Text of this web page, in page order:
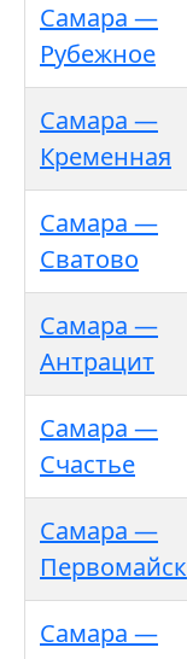
Самара —
Рубежное
Самара —
Кременная
Самара —
Сватово
Самара —
Антрацит
Самара —
Счастье
Самара —
Первомайск
Самара —